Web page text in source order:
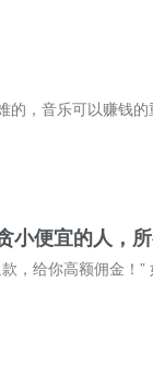
小便宜的人，